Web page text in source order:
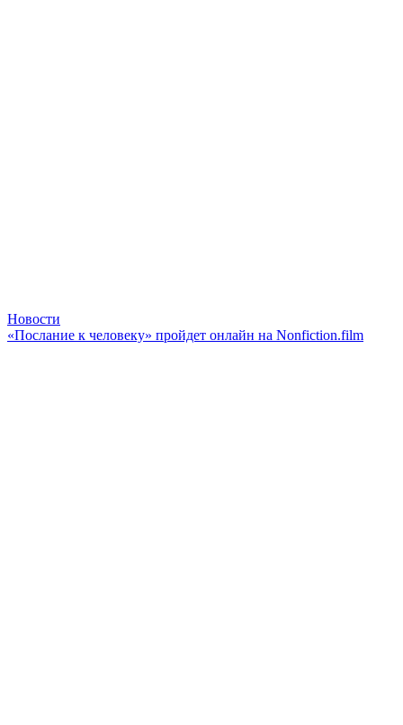
Новости
«Послание к человеку» пройдет онлайн на Nonfiction.film